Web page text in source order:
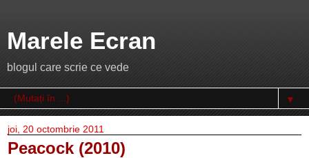
Marele Ecran
blogul care scrie ce vede
▼
joi, 20 octombrie 2011
Peacock (2010)